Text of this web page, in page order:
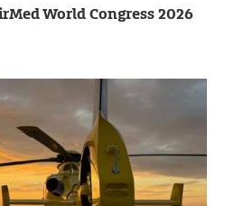
World Congress 2026